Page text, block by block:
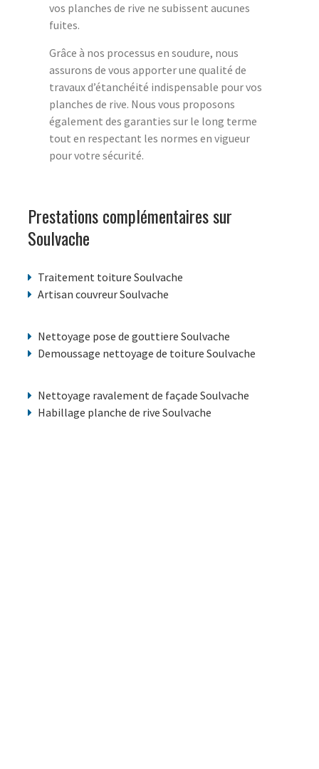
vos planches de rive ne subissent aucunes
fuites.
Grâce à nos processus en soudure, nous
assurons de vous apporter une qualité de
travaux d’étanchéité indispensable pour vos
planches de rive. Nous vous proposons
également des garanties sur le long terme
tout en respectant les normes en vigueur
pour votre sécurité.
Prestations complémentaires sur
Soulvache
Traitement toiture Soulvache
Artisan couvreur Soulvache
Nettoyage pose de gouttiere Soulvache
Demoussage nettoyage de toiture Soulvache
Nettoyage ravalement de façade Soulvache
Habillage planche de rive Soulvache